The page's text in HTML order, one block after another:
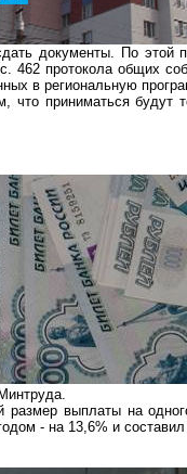
документы. По этой
462 протокола общих
в региональную
что приниматься будут
размер выплаты на
- на 13,6% и